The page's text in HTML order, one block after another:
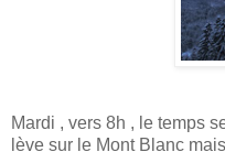
Mardi , vers 8h , le temps
lève sur le Mont Blanc